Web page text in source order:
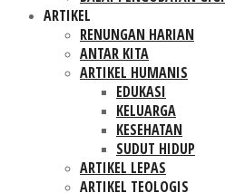
ARTIKEL
RENUNGAN HARIAN
ANTAR KITA
ARTIKEL HUMANIS
EDUKASI
KELUARGA
KESEHATAN
SUDUT HIDUP
ARTIKEL LEPAS
ARTIKEL TEOLOGIS